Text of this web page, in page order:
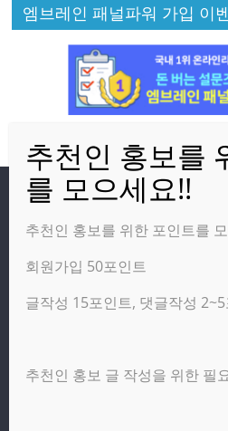
엠브레인 패널파워 가입 이
방문자
온라인 방문자:3
오늘의 조회수:6
광고 제휴 홍보 일반 문의 :
추천인 홍보를 위한 포인트를
회원가입 50포인트
글작성 15포인트, 댓글작성
추천인 홍보 글 작성을 위한 필